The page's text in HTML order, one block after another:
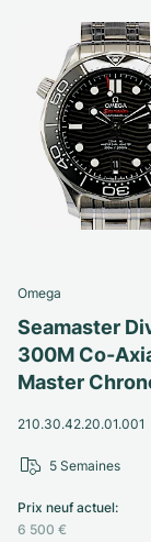
Omega
Seamaster
300M Co-
Master
210.30.42.20.01.001
Prix neuf actuel:
6 500 €
5 Semaines